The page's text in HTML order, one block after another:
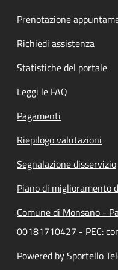
Prenotazione
Richiedi assistenza
Statistiche del portale
Leggi le FAQ
Pagamenti
Riepilogo valutazioni
Segnalazione disservizio
Piano di miglioramento
Comune di Monsano -
00181710427 - PEC:
Powered by Sportello